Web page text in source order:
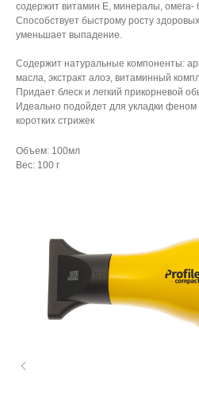
содержит витамин Е, минералы, омега-
Способствует быстрому росту
уменьшает выпадение.
Содержит натуральные компоненты:
масла, экстракт алоэ, витаминный
Придает блеск и легкий прикорневой
Идеально подойдет для укладки
коротких стрижек
Объем: 100мл
Вес: 100 г